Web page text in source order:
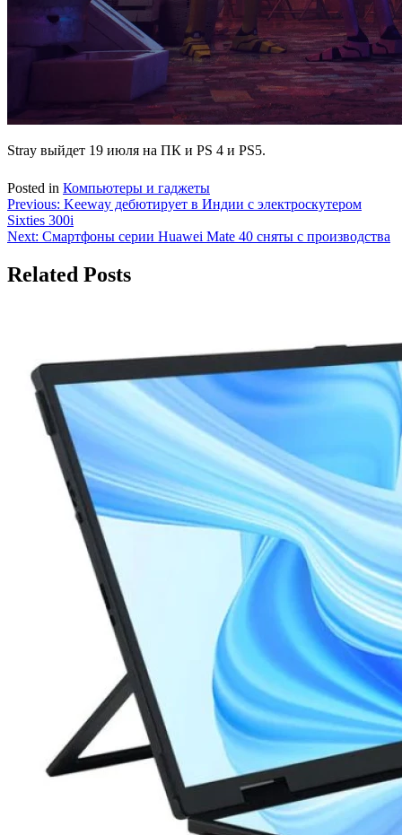
Stray выйдет 19 июля на ПК и PS 4 и PS5.
Posted in Компьютеры и гаджеты
Навигация
по
Previous: Keeway дебютирует в Индии с электроскутером
Sixties 300i
Next: Смартфоны серии Huawei Mate 40 сняты с производства
Related Posts